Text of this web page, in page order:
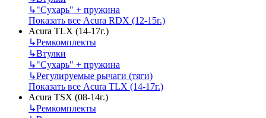
↳"Сухарь" + пружина
Показать все Acura RDX (12-15г.)
Acura TLX (14-17г.)
↳Ремкомплекты
↳Втулки
↳"Сухарь" + пружина
↳Регулируемые рычаги (тяги)
Показать все Acura TLX (14-17г.)
Acura TSX (08-14г.)
↳Ремкомплекты